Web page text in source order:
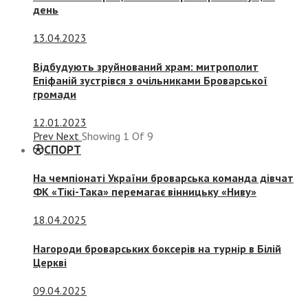
день
13.04.2023
Відбудують зруйнований храм: митрополит
Епіфаній зустрівся з очільниками Броварської
громади
12.01.2023
Prev Next Showing 1 Of 9
СПОРТ
На чемпіонаті України броварська команда дівчат
ФК «Тікі-Така» перемагає вінницьку «Ниву»
18.04.2025
Нагороди броварських боксерів на турнір в Білій
Церкві
09.04.2025